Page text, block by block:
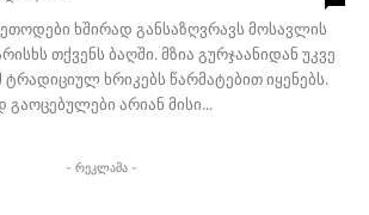
ხშირად განსაზღვრავს მოსავლის
თქვენს ბაღში. მზია გურჯაანიდან უკვე
ხრიკებს წარმატებით იყენებს.
არიან მისი...
- რეკლამა -